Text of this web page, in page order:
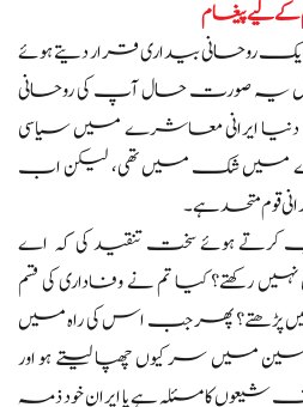
کے لیے پیغام
ایک روحانی بیداری قرار دیتے ہوئے
یہ صورت حال آپ کی روحانی
ایرانی معاشرے میں سیاسی
بارے میں شک میں تھی، لیکن اب
قوم متحد ہے۔
کرتے ہوئے سخت تنقید کی کہ اے
رکھتے؟ کیا تم نے وفاداری کی قسم
پڑھتے؟ پھر جب اس کی راہ میں
میں سر کیوں چھپا لیتے ہو اور
کا مسئلہ ہے یا ایران خود ذمہ